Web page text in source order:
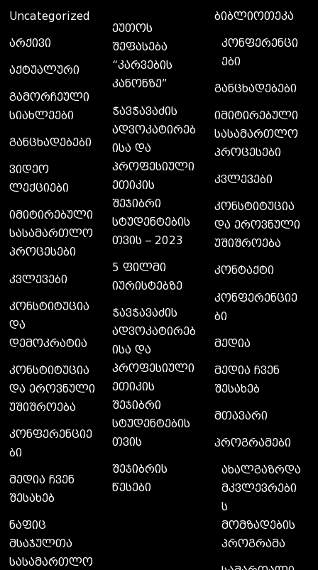
Uncategorized
არქივი
აქტუალური
გამორჩეული
სიახლეები
განცხადებები
ვიდეო
ლექციები
იმიტირებული
სასამართლო
პროცესები
კვლევები
კონსტიტუცია
და
დემოკრატია
კონსტიტუცია
და ეროვნული
უშიშროება
კონფერენციე
ბი
მედია ჩვენ
შესახებ
ნაფიც
მსაჯულთა
სასამართლო
ეუთოს
შეფასება
“კარვების
კანონზე”
ჭავჭავაძის
ადვოკატირებ
ისა და
პროფესიული
ეთიკის
შეჯიბრი
სტუდენტების
თვის – 2023
5 ფილმი
იურისტებზე
ჭავჭავაძის
ადვოკატირებ
ისა და
პროფესიული
ეთიკის
შეჯიბრი
სტუდენტების
თვის
შეჯიბრის
წესები
ბიბლიოთეკა
კონფერენცი
ები
განცხადებები
იმიტირებული
სასამართლო
პროცესები
კვლევები
კონსტიტუცია
და ეროვნული
უშიშროება
კონტაქტი
კონფერენციე
ბი
მედია
მედია ჩვენ
შესახებ
მთავარი
პროგრამები
ახალგაზრდა
მკვლევრები
ს
მომზადების
პროგრამა